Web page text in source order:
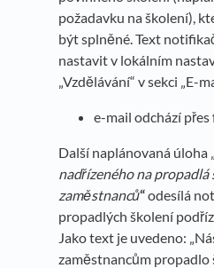
požadavku na školení),
být splněné. Text
nastavit v lokálním
„Vzdělávání“ v sekci „E-
e-mail odchází
Další naplánovaná úloha „
nadřízeného na
zaměstnanců“odesílá
propadlých školení
Jako text je uvedeno:
zaměstnancům propadlo